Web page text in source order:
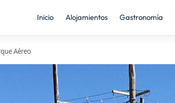
Inicio Alojamientos Gastronomía
Aéreo